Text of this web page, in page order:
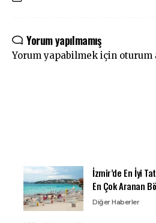
Yorum yapılmamış
Yorum yapabilmek için oturum
İzmir’de En İyi
En Çok Aranan
Diğer Haberler